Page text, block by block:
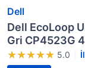
Dell
Dell EcoLoop
Gri CP4523G
5.0